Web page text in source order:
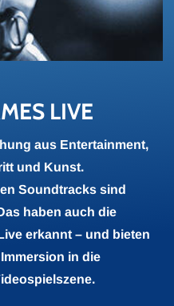
LIVE
aus Entertainment,
und Kunst.
Soundtracks sind
haben auch die
erkannt – und bieten
in die